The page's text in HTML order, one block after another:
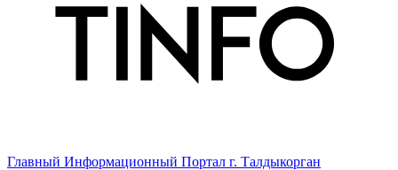
Главный Информационный Портал г. Талдыкорган